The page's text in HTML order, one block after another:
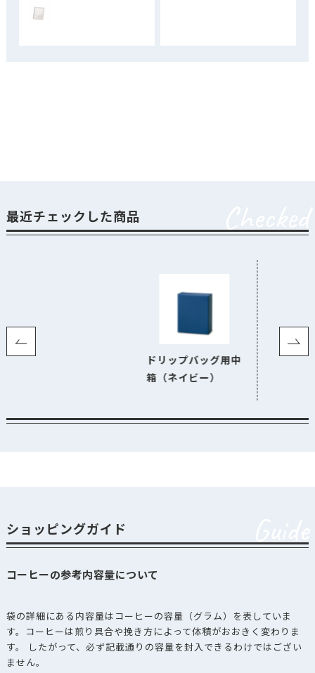
最近チェックした商品
ドリップバッグ用中
箱（ネイビー）
ショッピングガイド
コーヒーの参考内容量について
袋の詳細にある内容量はコーヒーの容量（グラム）を表していま
す。コーヒーは煎り具合や挽き方によって体積がおおきく変わりま
す。 したがって、必ず記載通りの容量を封入できるわけではござい
ません。